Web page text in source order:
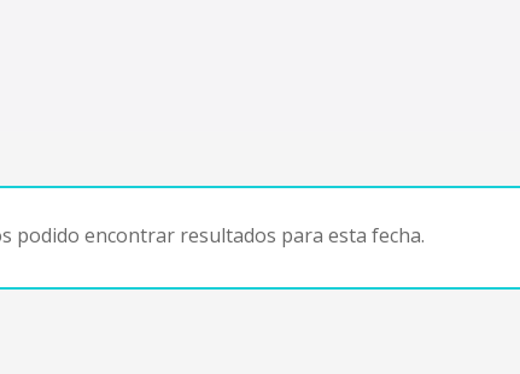
podido encontrar resultados para esta fecha.